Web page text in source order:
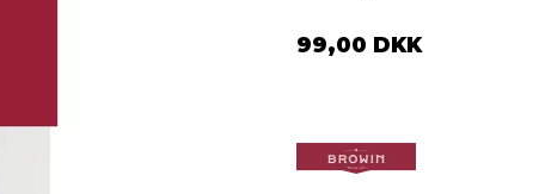
99,00 DKK